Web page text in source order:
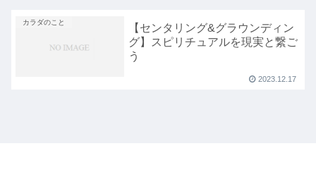
カラダのこと
【センタリング&グラウンディン
グ】スピリチュアルを現実と繋ご
う
2023.12.17